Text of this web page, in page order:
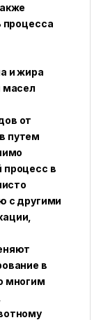
процесса
и жира
масел
от
путем
в
с другими
в
многим